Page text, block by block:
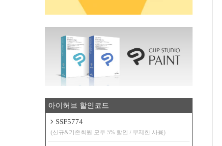
아이허브 할인코드
SSF5774
(신규&기존회원 모두 5% 할인 / 무제한 사용)